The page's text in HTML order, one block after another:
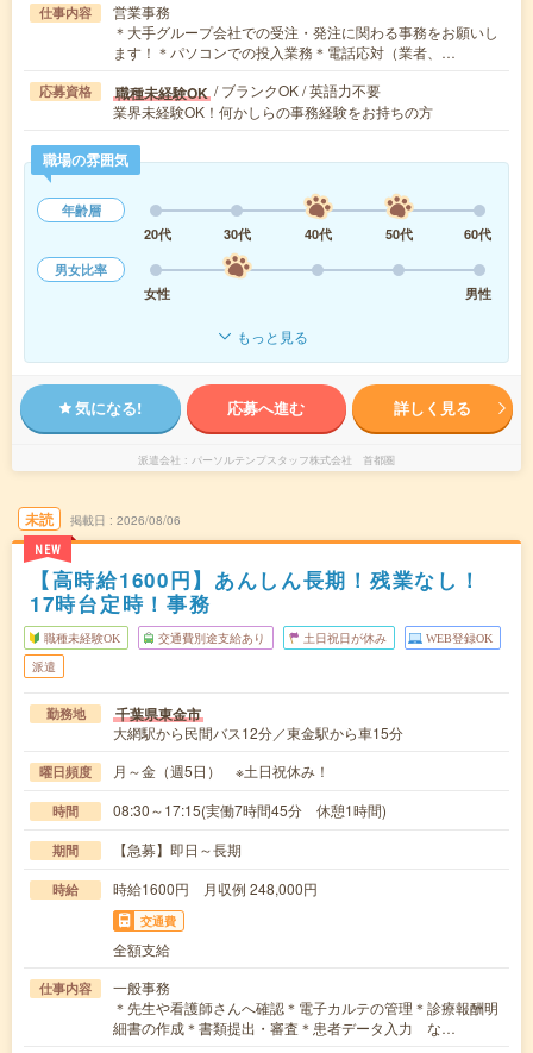
仕事内容
営業事務
＊大手グループ会社での受注・発注に関わる事務をお願いし
ます！＊パソコンでの投入業務＊電話応対（業者、…
応募資格 職種未経験OK / ブランクOK / 英語力不要
業界未経験OK！何かしらの事務経験をお持ちの方
職場の雰囲気
年齢層
20代
30代 40代 50代
60代
男女比率
女性
男性
もっと見る
気になる! 応募へ進む 詳しく見る
派遣会社 パーソルテンプスタッフ株式会社 首都圏
未読
NEW
掲載日 2026/08/06
【高時給1600円】あんしん長期！残業なし！
17時台定時！事務
職種未経験OK 交通費別途支給あり 土日祝日が休み WEB登録OK
派遣
勤務地 千葉県東金市
大網駅から民間バス12分／東金駅から車15分
曜日頻度 月～金（週5日） ※土日祝休み！
時間 08:30～17:15(実働7時間45分 休憩1時間)
期間 【急募】即日～長期
時給 時給1600円 月収例 248,000円
交通費
全額支給
仕事内容
一般事務
＊先生や看護師さんへ確認＊電子カルテの管理＊診療報酬明
細書の作成＊書類提出・審査＊患者データ入力 な…